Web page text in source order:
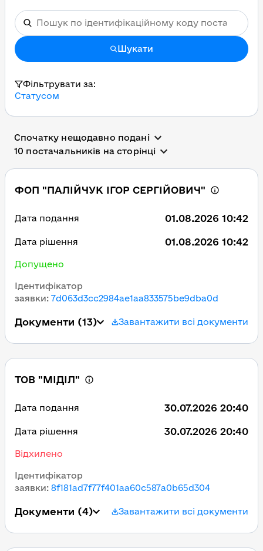
Шукати
Фільтрувати за:
Статусом
Спочатку нещодавно подані
10 постачальників на сторінці
ФОП "ПАЛІЙЧУК ІГОР СЕРГІЙОВИЧ"
Дата подання 01.08.2026 10:42
Дата рішення 01.08.2026 10:42
Допущено
Ідентифікатор
заявки: 7d063d3cc2984ae1aa833575be9dba0d
Документи (13) Завантажити всі документи
ТОВ "МІДІЛ"
Дата подання 30.07.2026 20:40
Дата рішення 30.07.2026 20:40
Відхилено
Ідентифікатор
заявки: 8f181ad7f77f401aa60c587a0b65d304
Документи (4) Завантажити всі документи